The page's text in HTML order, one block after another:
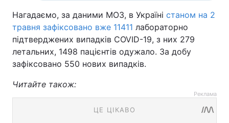
Нагадаємо, за даними МОЗ, в Україні станом на 2
травня зафіксовано вже 11411 лабораторно
підтверджених випадків COVID-19, з них 279
летальних, 1498 пацієнтів одужало. За добу
зафіксовано 550 нових випадків.
Читайте також:
Реклама